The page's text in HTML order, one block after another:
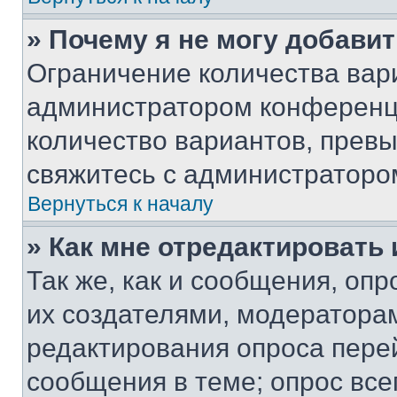
» Почему я не могу
Ограничение количества
администратором
количество вариантов,
свяжитесь с
Вернуться к началу
» Как мне
Так же, как и сообщения,
их создателями,
редактирования опроса
сообщения в теме; опрос